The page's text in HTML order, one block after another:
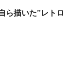
描いた”レトロ